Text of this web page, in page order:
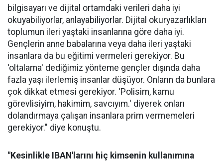
bilgisayarı ve dijital ortamdaki verileri daha iyi
okuyabiliyorlar, anlayabiliyorlar. Dijital okuryazarlıkları
toplumun ileri yaştaki insanlarına göre daha iyi.
Gençlerin anne babalarına veya daha ileri yaştaki
insanlara da bu eğitimi vermeleri gerekiyor. Bu
'oltalama' dediğimiz yönteme gençler dışında daha
fazla yaşı ilerlemiş insanlar düşüyor. Onların da bunlara
çok dikkat etmesi gerekiyor. 'Polisim, kamu
görevlisiyim, hakimim, savcıyım.' diyerek onları
dolandırmaya çalışan insanlara prim vermemeleri
gerekiyor." diye konuştu.
"Kesinlikle IBAN'larını hiç kimsenin kullanımına